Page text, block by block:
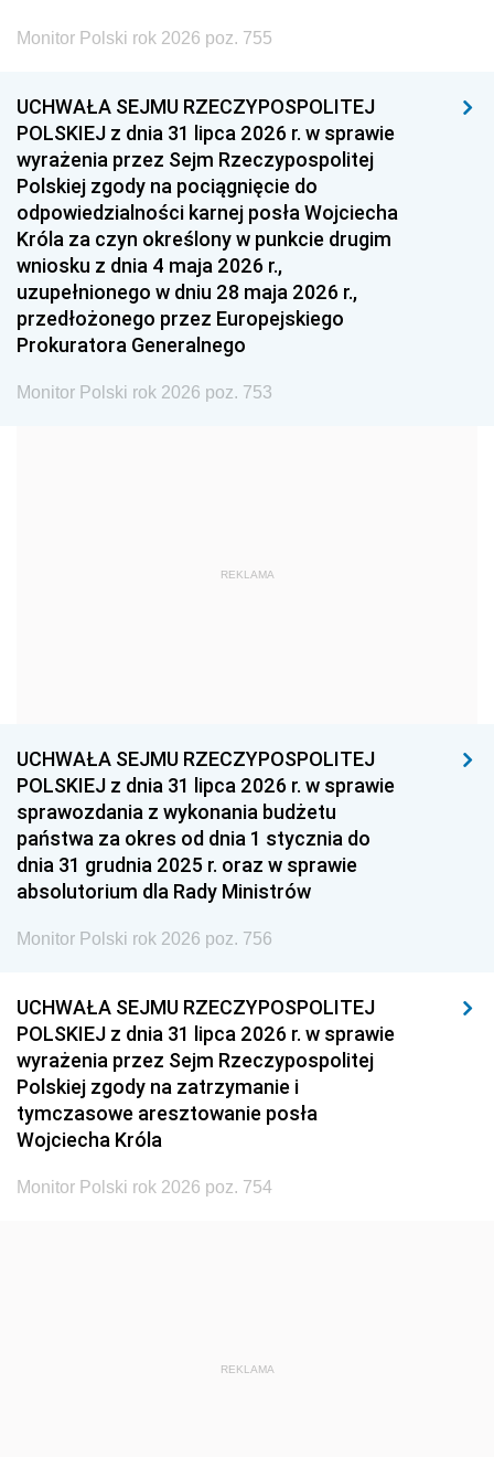
1996 1995 1994
1993 1992 1991
1990 1989
1987 1986 1985
1984 1983
1981 1980 1979
1978 1977
1975 1974
1959
1939 1938 1937
1936 1930
Monitor Polski rok 2026 poz. 755
UCHWAŁA SEJMU RZECZYPOSPOLITEJ
POLSKIEJ z dnia 31 lipca 2026 r. w sprawie
wyrażenia przez Sejm Rzeczypospolitej
Polskiej zgody na pociągnięcie do
odpowiedzialności karnej posła Wojciecha
Króla za czyn określony w punkcie drugim
wniosku z dnia 4 maja 2026 r.,
uzupełnionego w dniu 28 maja 2026 r.,
przedłożonego przez Europejskiego
Prokuratora Generalnego
Monitor Polski rok 2026 poz. 753
REKLAMA
UCHWAŁA SEJMU RZECZYPOSPOLITEJ
POLSKIEJ z dnia 31 lipca 2026 r. w sprawie
sprawozdania z wykonania budżetu
państwa za okres od dnia 1 stycznia do
dnia 31 grudnia 2025 r. oraz w sprawie
absolutorium dla Rady Ministrów
Monitor Polski rok 2026 poz. 756
UCHWAŁA SEJMU RZECZYPOSPOLITEJ
POLSKIEJ z dnia 31 lipca 2026 r. w sprawie
wyrażenia przez Sejm Rzeczypospolitej
Polskiej zgody na zatrzymanie i
tymczasowe aresztowanie posła
Wojciecha Króla
Monitor Polski rok 2026 poz. 754
REKLAMA